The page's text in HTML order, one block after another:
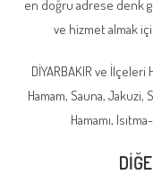
en doğru adrese denk
ve hizmet almak
DİYARBAKIR ve İlçeleri
Hamam, Sauna, Jakuzi,
Hamamı,